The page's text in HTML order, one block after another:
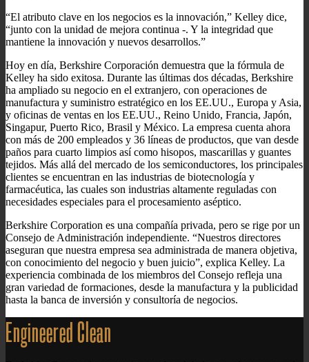
“El atributo clave en los negocios es la innovación,” Kelley dice,
“junto con la unidad de mejora continua -. Y la integridad que
mantiene la innovación y nuevos desarrollos.”
Hoy en día, Berkshire Corporación demuestra que la fórmula de
Kelley ha sido exitosa. Durante las últimas dos décadas, Berkshire
ha ampliado su negocio en el extranjero, con operaciones de
manufactura y suministro estratégico en los EE.UU., Europa y Asia,
y oficinas de ventas en los EE.UU., Reino Unido, Francia, Japón,
Singapur, Puerto Rico, Brasil y México. La empresa cuenta ahora
con más de 200 empleados y 36 líneas de productos, que van desde
paños para cuarto limpios así como hisopos, mascarillas y guantes
tejidos. Más allá del mercado de los semiconductores, los principales
clientes se encuentran en las industrias de biotecnología y
farmacéutica, las cuales son industrias altamente reguladas con
necesidades especiales para el procesamiento aséptico.
Berkshire Corporation es una compañía privada, pero se rige por un
Consejo de Administración independiente. “Nuestros directores
aseguran que nuestra empresa sea administrada de manera objetiva,
con conocimiento del negocio y buen juicio”, explica Kelley. La
experiencia combinada de los miembros del Consejo refleja una
gran variedad de formaciones, desde la manufactura y la publicidad
hasta la banca de inversión y consultoría de negocios.
Engineered Clean